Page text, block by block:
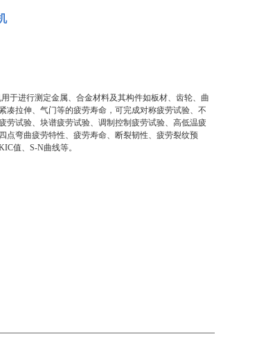
于进行测定金属、合金材料及其构件如板材、齿轮、曲
凑拉伸、气门等的疲劳寿命，可完成对称疲劳试验、不
劳试验、块谱疲劳试验、调制控制疲劳试验、高低温疲
点弯曲疲劳特性、疲劳寿命、断裂韧性、疲劳裂纹预
值、S-N曲线等。